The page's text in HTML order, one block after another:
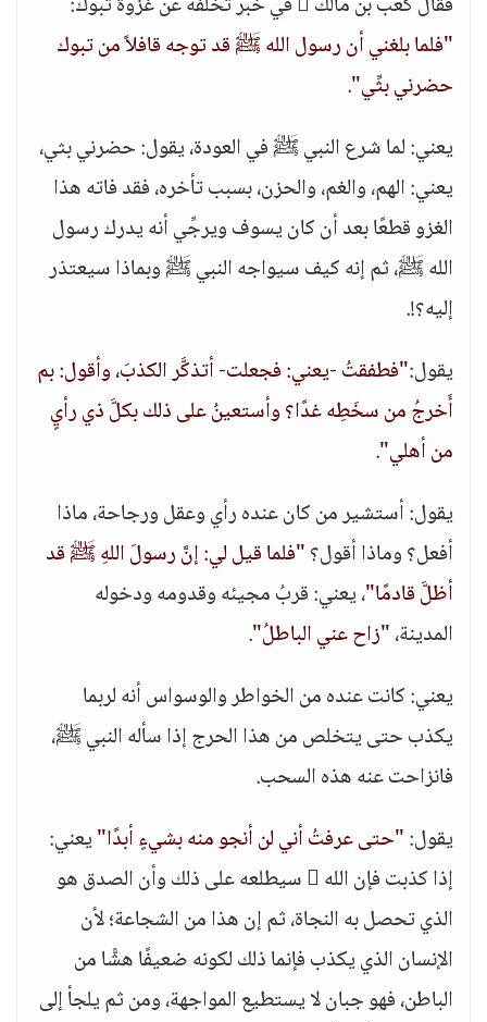
"فلما بلغني أن رسول الله ﷺ قد توجه قافلاً من تبوك
حضرني بثِّي".
يعني: لما شرع النبي ﷺ في العودة، يقول: حضرني بثي،
يعني: الهم، والغم، والحزن، بسبب تأخره، فقد فاته هذا
الغزو قطعًا بعد أن كان يسوف ويرجِّي أنه يدرك رسول
الله ﷺ، ثم إنه كيف سيواجه النبي ﷺ وبماذا سيعتذر
إليه؟!.
يقول:"فطفقتُ -يعني: فجعلت- أتذكَّر الكذبَ، وأقول: بم
أَخرجُ من سخَطِه غدًا؟ وأستعينُ على ذلك بكلَّ ذي رأيٍ
من أهلي".
يقول: أستشير من كان عنده رأي وعقل ورجاحة، ماذا
أفعل؟ وماذا أقول؟"فلما قيل لي: إنَّ رسولَ اللهِ ﷺ قد
أظلَّ قادمًا"، يعني: قربُ مجيئه وقدومه ودخوله
المدينة،"زاح عني الباطلُ".
يعني: كانت عنده من الخواطر والوسواس أنه لربما
يكذب حتى يتخلص من هذا الحرج إذا سأله النبي ﷺ،
فانزاحت عنه هذه السحب.
يقول:"حتى عرفتُ أني لن أنجو منه بشيءٍ أبدًا"يعني:
إذا كذبت فإن الله  سيطلعه على ذلك وأن الصدق هو
الذي تحصل به النجاة، ثم إن هذا من الشجاعة؛ لأن
الإنسان الذي يكذب فإنما ذلك لكونه ضعيفًا هشًّا من
الباطن، فهو جبان لا يستطيع المواجهة، ومن ثم يلجأ إلى